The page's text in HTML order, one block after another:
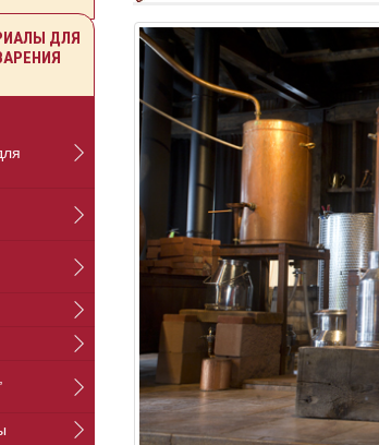
ДЛЯ